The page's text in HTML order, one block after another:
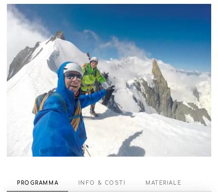
PROGRAMMA INFO & COSTI MATERIALE